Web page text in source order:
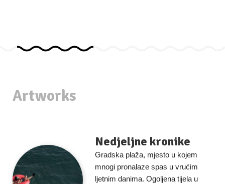
Artworks
Nedjeljne kronike
Gradska plaža, mjesto u kojem
mnogi pronalaze spas u vrućim
ljetnim danima. Ogoljena tijela u